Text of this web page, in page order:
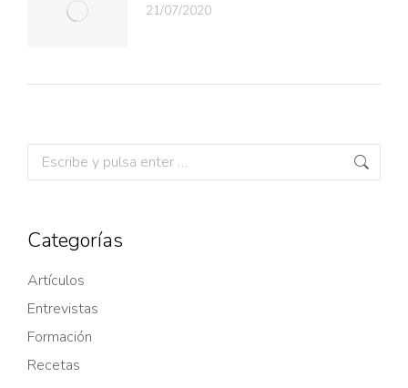
21/07/2020
Categorías
Artículos
Entrevistas
Formación
Recetas